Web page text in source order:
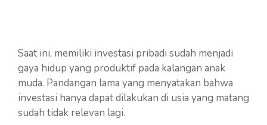
Saat ini, memiliki investasi pribadi sudah menjadi
gaya hidup yang produktif pada kalangan anak
muda. Pandangan lama yang menyatakan bahwa
investasi hanya dapat dilakukan di usia yang matang
sudah tidak relevan lagi.